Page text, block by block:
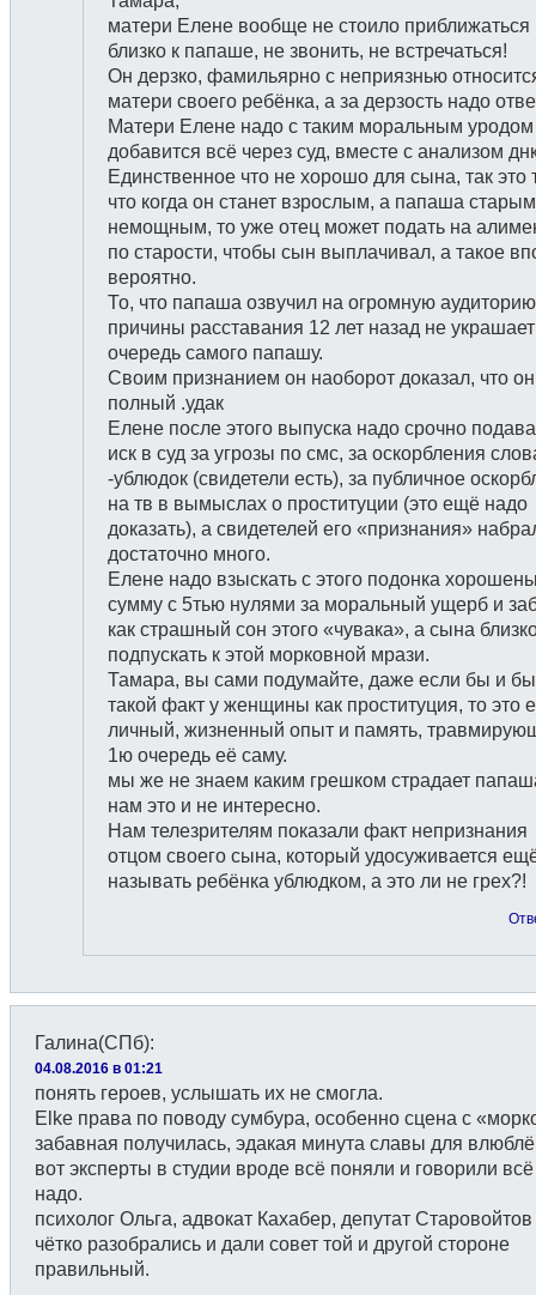
матери Елене вообще не стоило приближаться
близко к папаше, не звонить, не встречаться!
Он дерзко, фамильярно с неприязнью
матери своего ребёнка, а за дерзость надо
Матери Елене надо с таким моральным уродом
добавится всё через суд, вместе с анализом
Единственное что не хорошо для сына, так это
что когда он станет взрослым, а папаша
немощным, то уже отец может подать на
по старости, чтобы сын выплачивал, а такое
вероятно.
То, что папаша озвучил на огромную
причины расставания 12 лет назад не
очередь самого папашу.
Своим признанием он наоборот доказал, что он
полный .удак
Елене после этого выпуска надо срочно
иск в суд за угрозы по смс, за оскорбления
-ублюдок (свидетели есть), за публичное
на тв в вымыслах о проституции (это ещё надо
доказать), а свидетелей его «признания»
достаточно много.
Елене надо взыскать с этого подонка
сумму с 5тью нулями за моральный ущерб и
как страшный сон этого «чувака», а сына
подпускать к этой морковной мрази.
Тамара, вы сами подумайте, даже если бы и
такой факт у женщины как проституция, то это
личный, жизненный опыт и память,
1ю очередь её саму.
мы же не знаем каким грешком страдает
нам это и не интересно.
Нам телезрителям показали факт непризнания
отцом своего сына, который удосуживается
называть ребёнка ублюдком, а это ли не грех?!
Галина(СПб):
04.08.2016 в 01:21
понять героев, услышать их не смогла.
Elke права по поводу сумбура, особенно сцена с
забавная получилась, эдакая минута славы для
вот эксперты в студии вроде всё поняли и говорили всё
надо.
психолог Ольга, адвокат Кахабер, депутат
чётко разобрались и дали совет той и другой стороне
правильный.